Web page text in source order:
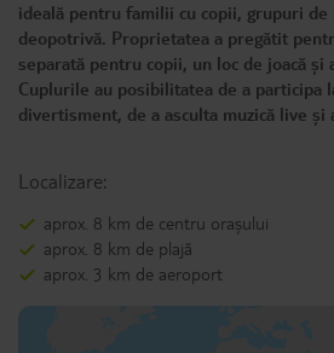
ideală pentru familii cu copii, grupuri
deopotrivă. Proprietatea a pregătit
separată pentru copii, un loc de joacă și
Cuplurile au posibilitatea de a participa
divertisment, de a asculta muzică live și
Localizare:
aprox. 8 km de centru orașului
aprox. 8 km de plajă
aprox. 3 km de aeroport